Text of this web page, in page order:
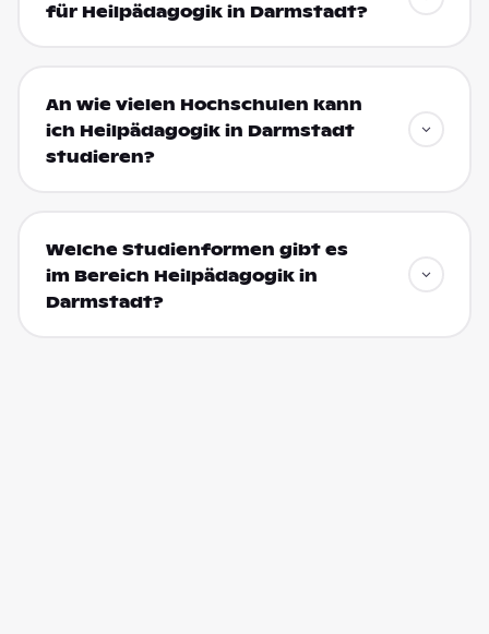
für Heilpädagogik in Darmstadt?
An wie vielen Hochschulen kann
ich Heilpädagogik in Darmstadt
studieren?
Welche Studienformen gibt es
im Bereich Heilpädagogik in
Darmstadt?